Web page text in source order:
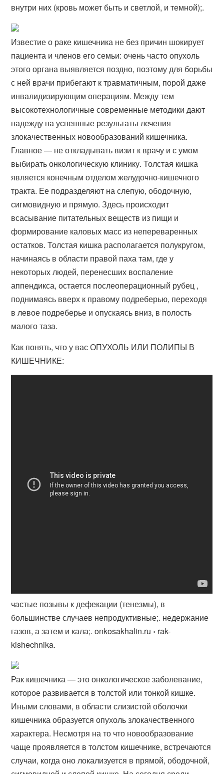
внутри них (кровь может быть и светлой, и темной);.
Известие о раке кишечника не без причин шокирует
пациента и членов его семьи: очень часто опухоль
этого органа выявляется поздно, поэтому для борьбы
с ней врачи прибегают к травматичным, порой даже
инвалидизирующим операциям. Между тем
высокотехнологичные современные методики дают
надежду на успешные результаты лечения
злокачественных новообразований кишечника.
Главное — не откладывать визит к врачу и с умом
выбирать онкологическую клинику. Толстая кишка
является конечным отделом желудочно-кишечного
тракта. Ее подразделяют на слепую, ободочную,
сигмовидную и прямую. Здесь происходит
всасывание питательных веществ из пищи и
формирование каловых масс из непереваренных
остатков. Толстая кишка располагается полукругом,
начинаясь в области правой паха там, где у
некоторых людей, перенесших воспаление
аппендикса, остается послеоперационный рубец ,
поднимаясь вверх к правому подреберью, переходя
в левое подреберье и опускаясь вниз, в полость
малого таза.
Как понять, что у вас ОПУХОЛЬ ИЛИ ПОЛИПЫ В
КИШЕЧНИКЕ:
частые позывы к дефекации (тенезмы), в
большинстве случаев непродуктивные;. недержание
газов, а затем и кала;. onkosakhalin.ru › rak-
kishechnika.
Рак кишечника — это онкологическое заболевание,
которое развивается в толстой или тонкой кишке.
Иными словами, в области слизистой оболочки
кишечника образуется опухоль злокачественного
характера. Несмотря на то что новообразование
чаще проявляется в толстом кишечнике, встречаются
случаи, когда оно локализуется в прямой, ободочной,